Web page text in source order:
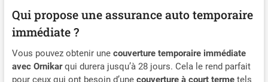
Qui propose une assurance auto temporaire
immédiate ?
Vous pouvez obtenir une couverture temporaire immédiate
avec Ornikarqui durera jusqu’à 28 jours. Cela le rend parfait
pour ceux qui ont besoin d’une couverture à court termetels